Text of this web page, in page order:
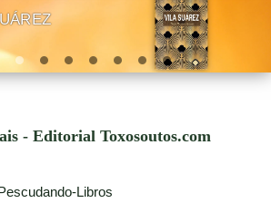
- Editorial Toxosoutos.com
Libros